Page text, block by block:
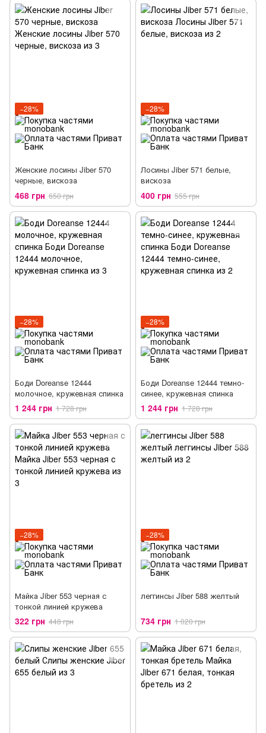
−28%
Женские лосины Jiber 570
черные, вискоза
468 грн 650 грн
−28%
Лосины Jiber 571 белые,
вискоза
400 грн 555 грн
−28%
Боди Doreanse 12444
молочное, кружевная спинка
1 244 грн 1 728 грн
−28%
Боди Doreanse 12444 темно-
синее, кружевная спинка
1 244 грн 1 728 грн
−28%
Майка Jiber 553 черная с
тонкой линией кружева
322 грн 448 грн
−28%
леггинсы Jiber 588 желтый
734 грн 1 020 грн